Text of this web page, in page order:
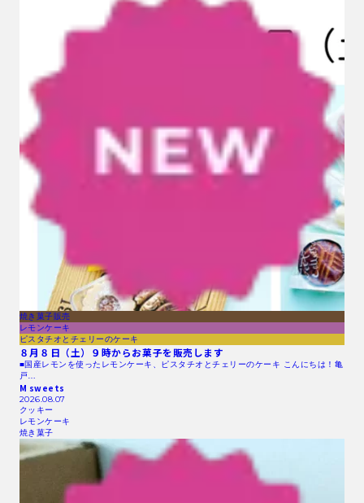
焼き菓子販売
レモンケーキ
ピスタチオとチェリーのケーキ
８月８日（土）９時からお菓子を販売します
■国産レモンを使ったレモンケーキ、ピスタチオとチェリーのケーキ こんにちは！亀
戸…
M sweets
2026.08.07
クッキー
レモンケーキ
焼き菓子